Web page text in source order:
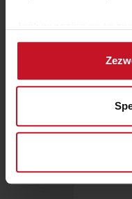
Gromadzić
geograficznej z
Identyfikować
(fingerprinting,
Dowiedz się więcej
dane są przetwarzane
zmienić lub wycofać